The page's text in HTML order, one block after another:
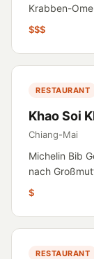
Krabben-
$$$
RESTAURANT
Khao Soi
Chiang-Mai
Michelin Bib
nach
$
RESTAURANT